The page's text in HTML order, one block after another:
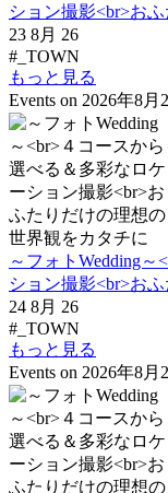
ション撮影<br>お
23 8月 26
#_TOWN
もっと見る
Events on 2026年8月
～フォトWedding
ション撮影<br>お
24 8月 26
#_TOWN
もっと見る
Events on 2026年8月